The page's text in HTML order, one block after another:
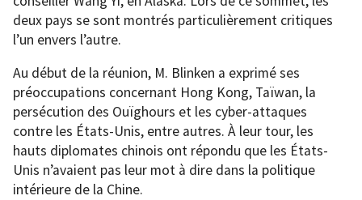
deux pays se sont montrés particulièrement critiques
l’un envers l’autre.
Au début de la réunion, M. Blinken a exprimé ses
préoccupations concernant Hong Kong, Taïwan, la
persécution des Ouïghours et les cyber-attaques
contre les États-Unis, entre autres. À leur tour, les
hauts diplomates chinois ont répondu que les États-
Unis n’avaient pas leur mot à dire dans la politique
intérieure de la Chine.